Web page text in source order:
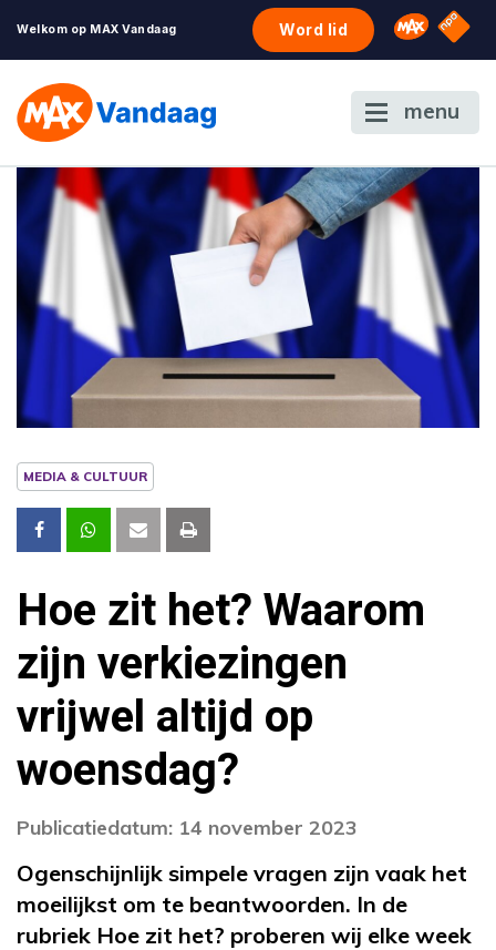
Welkom op MAX Vandaag Word lid Omroep
NPO
menu
MEDIA & CULTUUR
Hoe zit het? Waarom
zijn verkiezingen
vrijwel altijd op
woensdag?
Publicatiedatum: 14 november 2023
Ogenschijnlijk simpele vragen zijn vaak het
moeilijkst om te beantwoorden. In de
rubriek Hoe zit het? proberen wij elke week